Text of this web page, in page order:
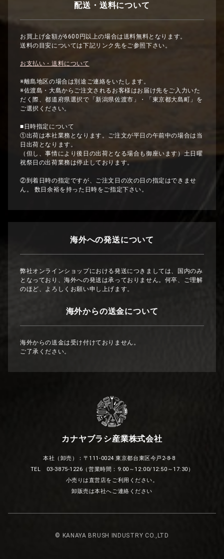
配送・送料について
お買上げ金額が6600円以上の場合は送料無料となります。
送料の目安については下記リンク先をご参照下さい。
お支払い・送料について
※離島地区の場合は別途ご連絡をいたします。
※佐渡島・大島からご注文されるお客様はお届け先をご入力いた
だく際、都道府県選択で「新潟県佐渡市」・「東京都大島町」を
ご選択ください。
■日時指定について
①出荷は本社業務となります。ご注文が平日の午前中の場合は当
日出荷となります。
（但し、事情により後日の出荷となる場合も御座います）土日曜
祝祭日の出荷業務は停止しております。
②到着日時の指定ですが、ご注文日の次の日の指定はできませ
ん。 数日余裕を持った日時をご指定下さい。
海外への発送について
弊社オンラインショップにおける発送につきましては、国内のみ
となっており、海外への発送は承っておりません。何卒、ご理解
のほど、よろしくお願い申し上げます。
海外からの送金について
海外からの送金は受け付けておりません。
ご了承ください。
カナヤブラシ産業株式会社
本社（卸売）：〒111-0024 東京都台東区今戸2-8-8
TEL 03-3875-1226（営業時間：9:00～12:00/12:50～17:30）
小売りは直営店をご利用ください。
卸販売は本社へご連絡ください
© KANAYA BRUSH INDUSTRY CO.,LTD